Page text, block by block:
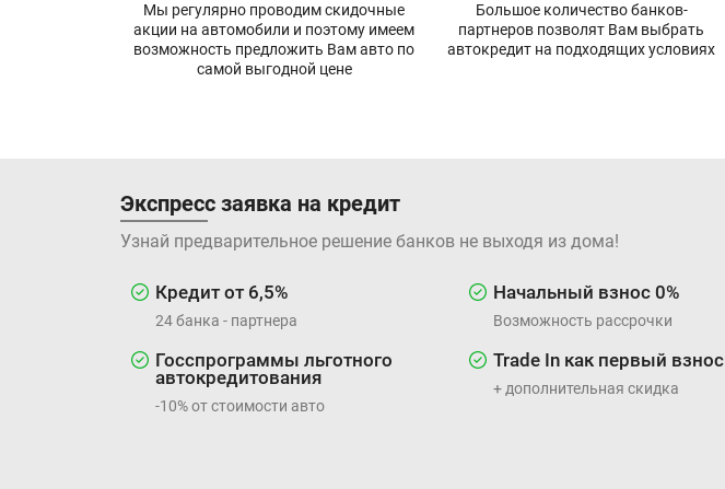
Мы регулярно проводим скидочные
акции на автомобили и поэтому имеем
возможность предложить Вам авто по
самой выгодной цене
Большое количество банков-
партнеров позволят Вам выбрать
автокредит на подходящих условиях
Экспресс заявка на кредит
Узнай предварительное решение банков не выходя из дома!
Кредит от 6,5%
24 банка - партнера
Начальный взнос 0%
Возможность рассрочки
Госспрограммы льготного
автокредитования
-10% от стоимости авто
Trade In как первый взнос
+ дополнительная скидка